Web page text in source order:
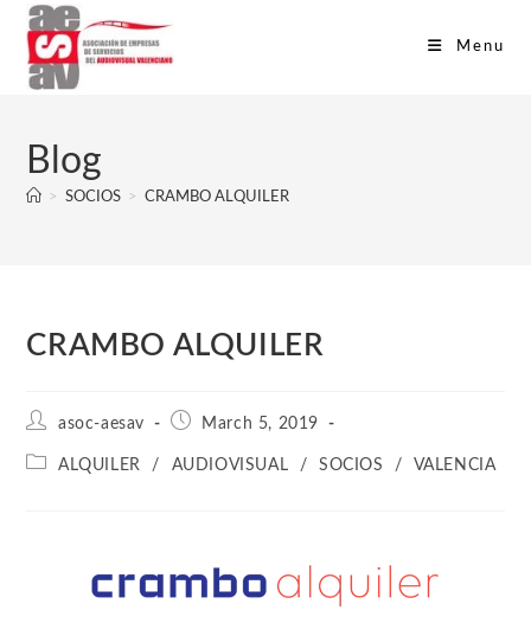
Menu
Blog
> SOCIOS > CRAMBO ALQUILER
CRAMBO ALQUILER
asoc-aesav March 5, 2019
ALQUILER / AUDIOVISUAL / SOCIOS / VALENCIA